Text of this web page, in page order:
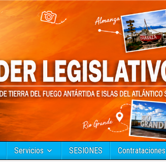
Servicios SESIONES Contrataciones